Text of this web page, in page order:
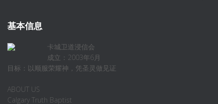
基本信息
卡城卫道浸信会
成立：2003年6月
目标：以顺服荣耀神，凭圣灵做见证
ABOUT US
Calgary Truth Baptist